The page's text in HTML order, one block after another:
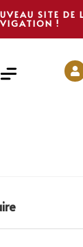
SITE DE
!